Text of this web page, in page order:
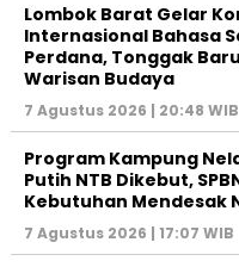
Lombok Barat Gelar
Internasional Bahasa
Perdana, Tonggak
Warisan Budaya
7 Agustus 2026 | 20:48 WIB
Program Kampung
Putih NTB Dikebut,
Kebutuhan Mendesak
7 Agustus 2026 | 17:07 WIB